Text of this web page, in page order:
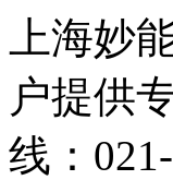
上海妙
户提供
线：